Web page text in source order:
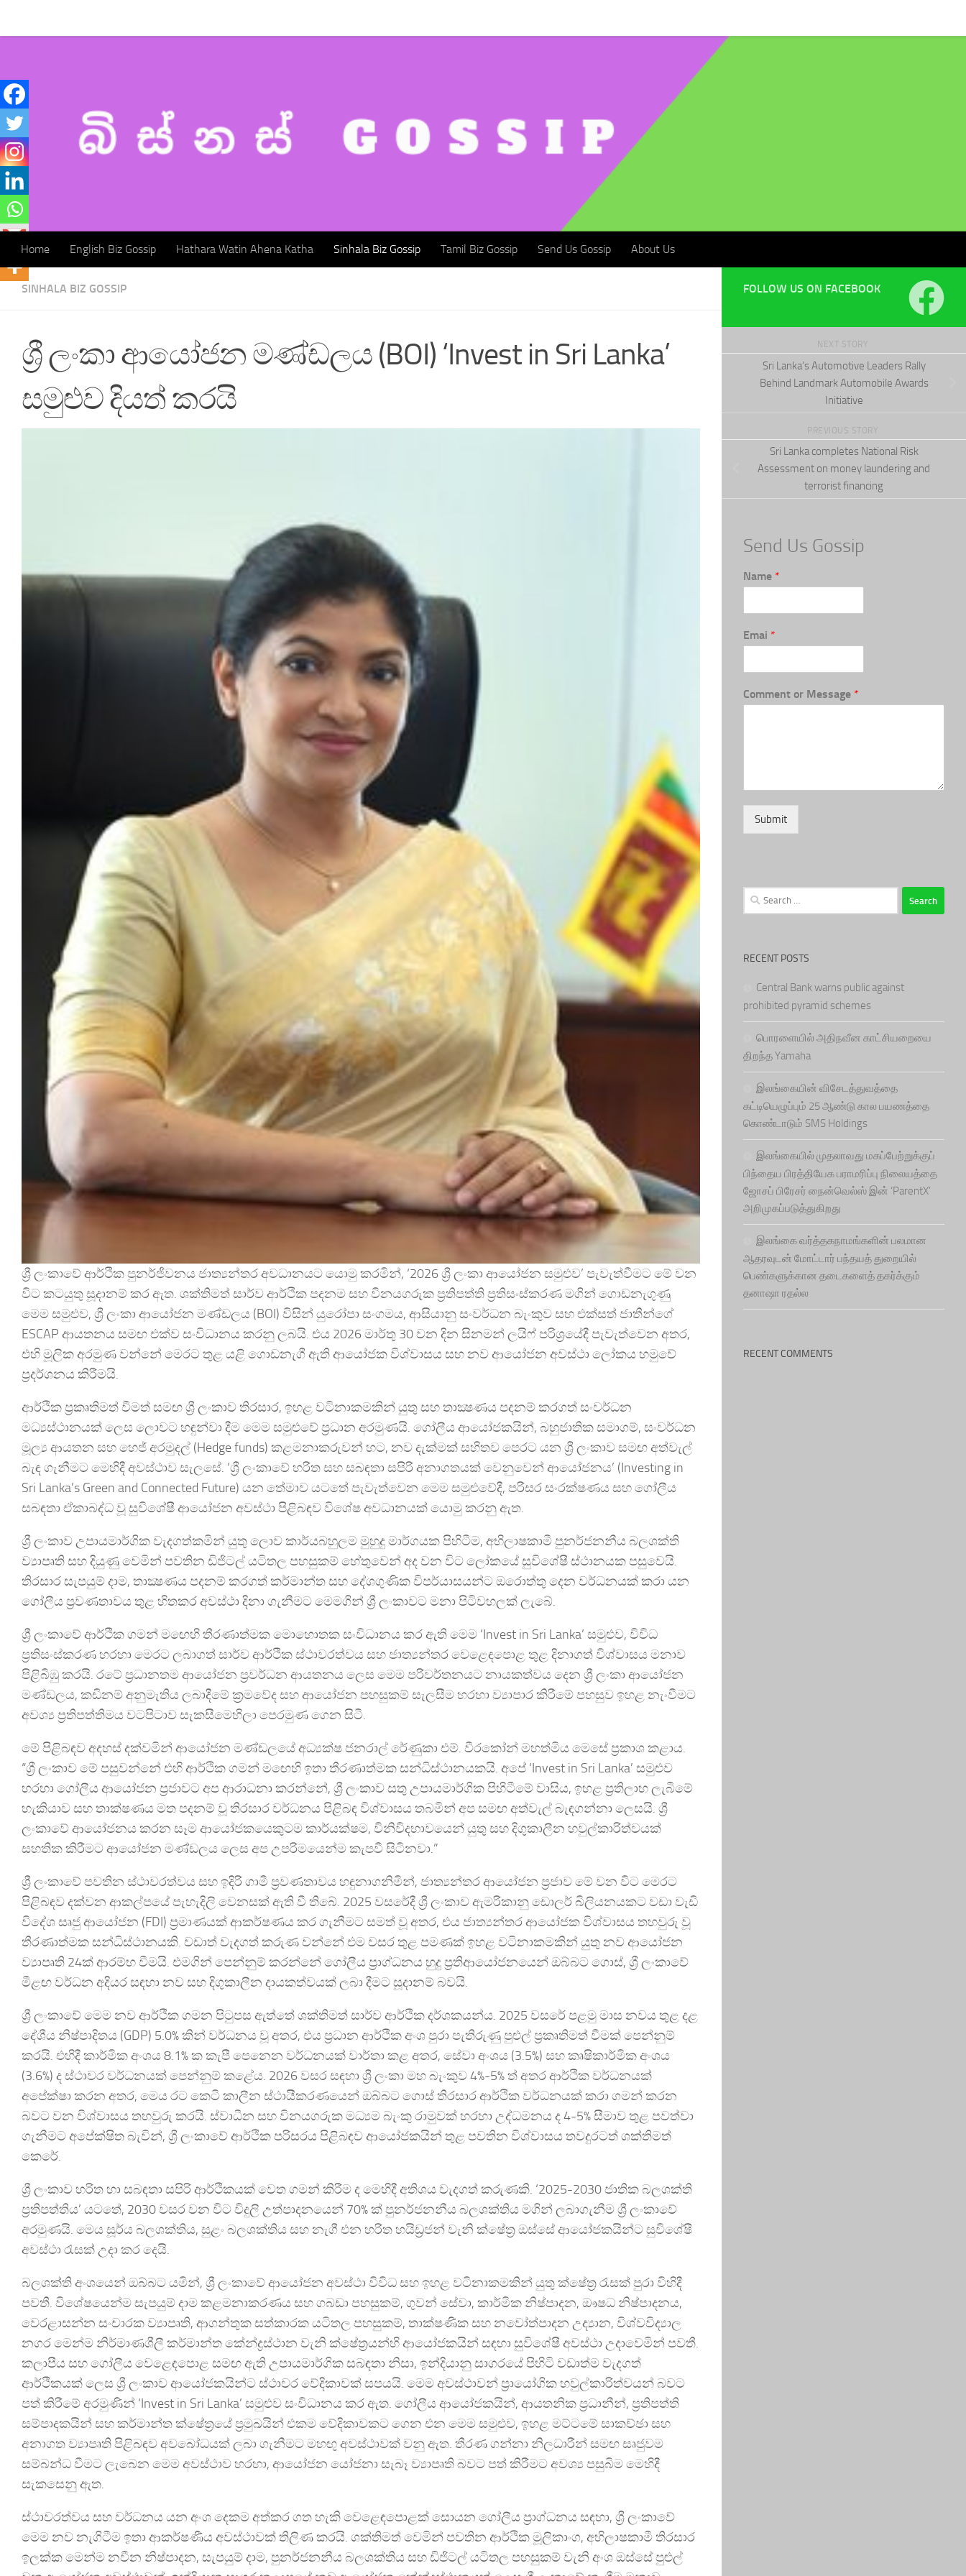
Home English Biz Gossip Hathara Watin Ahena Katha Sinhala Biz Gossip Tamil Biz Gossip Send Us Gossip About Us
SINHALA BIZ GOSSIP
ශ්‍රී ලංකා ආයෝජන මණ්ඩලය (BOI) ‘Invest in Sri Lanka’
සමුළුව දියත් කරයි
ශ්‍රී ලංකාවේ ආර්ථික පුනර්ජීවනය ජාත්‍යන්තර අවධානයට යොමු කරමින්, ‘2026 ශ්‍රී ලංකා ආයෝජන සමුළුව’ පැවැත්වීමට මේ වන
විට කටයුතු සූදානම් කර ඇත. ශක්තිමත් සාර්ව ආර්ථික පදනම සහ විනයගරුක ප්‍රතිපත්ති ප්‍රතිසංස්කරණ මගින් ගොඩනැගුණු
මෙම සමුළුව, ශ්‍රී ලංකා ආයෝජන මණ්ඩලය (BOI) විසින් යුරෝපා සංගමය, ආසියානු සංවර්ධන බැංකුව සහ එක්සත් ජාතීන්ගේ
ESCAP ආයතනය සමඟ එක්ව සංවිධානය කරනු ලබයි. එය 2026 මාර්තු 30 වන දින සිනමන් ලයිෆ් පරිශ්‍රයේදී පැවැත්වෙන අතර,
එහි මූලික අරමුණ වන්නේ මෙරට තුළ යළි ගොඩනැගී ඇති ආයෝජක විශ්වාසය සහ නව ආයෝජන අවස්ථා ලෝකය හමුවේ
ප්‍රදර්ශනය කිරීමයි.
ආර්ථික ප්‍රකෘතිමත් වීමත් සමඟ ශ්‍රී ලංකාව තිරසාර, ඉහළ වටිනාකමකින් යුතු සහ තාක්‍ෂණය පදනම් කරගත් සංවර්ධන
මධ්‍යස්ථානයක් ලෙස ලොවට හඳුන්වා දීම මෙම සමුළුවේ ප්‍රධාන අරමුණයි. ගෝලීය ආයෝජකයින්, බහුජාතික සමාගම්, සංවර්ධන
මූල්‍ය ආයතන සහ හෙජ් අරමුදල් (Hedge funds) කළමනාකරුවන් හට, නව දැක්මක් සහිතව පෙරට යන ශ්‍රී ලංකාව සමඟ අත්වැල්
බැඳ ගැනීමට මෙහිදී අවස්ථාව සැලසේ. ‘ශ්‍රී ලංකාවේ හරිත සහ සබඳතා සපිරි අනාගතයක් වෙනුවෙන් ආයෝජනය’ (Investing in
Sri Lanka’s Green and Connected Future) යන තේමාව යටතේ පැවැත්වෙන මෙම සමුළුවේදී, පරිසර සංරක්ෂණය සහ ගෝලීය
සබඳතා ඒකාබද්ධ වූ සුවිශේෂී ආයෝජන අවස්ථා පිළිබඳව විශේෂ අවධානයක් යොමු කරනු ඇත.
ශ්‍රී ලංකාව උපායමාර්ගික වැදගත්කමින් යුතු ලොව කාර්යබහුලම මුහුදු මාර්ගයක පිහිටීම, අභිලාෂකාමී පුනර්ජනනීය බලශක්ති
ව්‍යාපෘති සහ දියුණු වෙමින් පවතින ඩිජිටල් යටිතල පහසුකම් හේතුවෙන් අද වන විට ලෝකයේ සුවිශේෂී ස්ථානයක පසුවෙයි.
තිරසාර සැපයුම් දාම, තාක්‍ෂණය පදනම් කරගත් කර්මාන්ත සහ දේශගුණික විපර්යාසයන්ට ඔරොත්තු දෙන වර්ධනයක් කරා යන
ගෝලීය ප්‍රවණතාවය තුළ හිතකර අවස්ථා දිනා ගැනීමට මෙමගින් ශ්‍රී ලංකාවට මනා පිටිවහලක් ලැබේ.
ශ්‍රී ලංකාවේ ආර්ථික ගමන් මඟෙහි තීරණාත්මක මොහොතක සංවිධානය කර ඇති මෙම ‘Invest in Sri Lanka’ සමුළුව, විවිධ
ප්‍රතිසංස්කරණ හරහා මෙරට ලබාගත් සාර්ව ආර්ථික ස්ථාවරත්වය සහ ජාත්‍යන්තර වෙළෙඳපොළ තුළ දිනාගත් විශ්වාසය මනාව
පිළිබිඹු කරයි. රටේ ප්‍රධානතම ආයෝජන ප්‍රවර්ධන ආයතනය ලෙස මෙම පරිවර්තනයට නායකත්වය දෙන ශ්‍රී ලංකා ආයෝජන
මණ්ඩලය, කඩිනම් අනුමැතිය ලබාදීමේ ක්‍රමවේද සහ ආයෝජන පහසුකම් සැලසීම හරහා ව්‍යාපාර කිරීමේ පහසුව ඉහළ නැංවීමට
අවශ්‍ය ප්‍රතිපත්තිමය වටපිටාව සැකසීමෙහිලා පෙරමුණ ගෙන සිටී.
මේ පිළිබඳව අදහස් දක්වමින් ආයෝජන මණ්ඩලයේ අධ්‍යක්ෂ ජනරාල් රේණුකා එම්. වීරකෝන් මහත්මිය මෙසේ ප්‍රකාශ කළාය.
“ශ්‍රී ලංකාව මේ පසුවන්නේ එහි ආර්ථික ගමන් මඟෙහි ඉතා තීරණාත්මක සන්ධිස්ථානයකයි. අපේ ‘Invest in Sri Lanka’ සමුළුව
හරහා ගෝලීය ආයෝජන ප්‍රජාවට අප ආරාධනා කරන්නේ, ශ්‍රී ලංකාව සතු උපායමාර්ගික පිහිටීමේ වාසිය, ඉහළ ප්‍රතිලාභ ලැබීමේ
හැකියාව සහ තාක්ෂණය මත පදනම් වූ තිරසාර වර්ධනය පිළිබඳ විශ්වාසය තබමින් අප සමඟ අත්වැල් බැඳගන්නා ලෙසයි. ශ්‍රී
ලංකාවේ ආයෝජනය කරන සෑම ආයෝජකයෙකුටම කාර්යක්ෂම, විනිවිදභාවයෙන් යුතු සහ දිගුකාලීන හවුල්කාරිත්වයක්
සහතික කිරීමට ආයෝජන මණ්ඩලය ලෙස අප උපරිමයෙන්ම කැපවී සිටිනවා.”
ශ්‍රී ලංකාවේ පවතින ස්ථාවරත්වය සහ ඉදිරි ගාමී ප්‍රවණතාවය හඳුනාගනිමින්, ජාත්‍යන්තර ආයෝජන ප්‍රජාව මේ වන විට මෙරට
පිළිබඳව දක්වන ආකල්පයේ පැහැදිලි වෙනසක් ඇති වී තිබේ. 2025 වසරේදී ශ්‍රී ලංකාව ඇමරිකානු ඩොලර් බිලියනයකට වඩා වැඩි
විදේශ සෘජු ආයෝජන (FDI) ප්‍රමාණයක් ආකර්ෂණය කර ගැනීමට සමත් වූ අතර, එය ජාත්‍යන්තර ආයෝජක විශ්වාසය තහවුරු වූ
තීරණාත්මක සන්ධිස්ථානයකි. වඩාත් වැදගත් කරුණ වන්නේ එම වසර තුළ පමණක් ඉහළ වටිනාකමකින් යුතු නව ආයෝජන
ව්‍යාපෘති 24ක් ආරම්භ වීමයි. එමගින් පෙන්නුම් කරන්නේ ගෝලීය ප්‍රාග්ධනය හුදු ප්‍රතිආයෝජනයෙන් ඔබ්බට ගොස්, ශ්‍රී ලංකාවේ
මීළඟ වර්ධන අදියර සඳහා නව සහ දිගුකාලීන දායකත්වයක් ලබා දීමට සූදානම් බවයි.
ශ්‍රී ලංකාවේ මෙම නව ආර්ථික ගමන පිටුපස ඇත්තේ ශක්තිමත් සාර්ව ආර්ථික දර්ශකයන්ය. 2025 වසරේ පළමු මාස නවය තුළ දළ
දේශීය නිෂ්පාදිතය (GDP) 5.0% කින් වර්ධනය වූ අතර, එය ප්‍රධාන ආර්ථික අංශ පුරා පැතිරුණු පුළුල් ප්‍රකෘතිමත් වීමක් පෙන්නුම්
කරයි. එහිදී කාර්මික අංශය 8.1% ක කැපී පෙනෙන වර්ධනයක් වාර්තා කළ අතර, සේවා අංශය (3.5%) සහ කෘෂිකාර්මික අංශය
(3.6%) ද ස්ථාවර වර්ධනයක් පෙන්නුම් කළේය. 2026 වසර සඳහා ශ්‍රී ලංකා මහ බැංකුව 4%-5% ත් අතර ආර්ථික වර්ධනයක්
අපේක්ෂා කරන අතර, මෙය රට කෙටි කාලීන ස්ථායීකරණයෙන් ඔබ්බට ගොස් තිරසාර ආර්ථික වර්ධනයක් කරා ගමන් කරන
බවට වන විශ්වාසය තහවුරු කරයි. ස්වාධීන සහ විනයගරුක මධ්‍යම බැංකු රාමුවක් හරහා උද්ධමනය ද 4-5% සීමාව තුළ පවත්වා
ගැනීමට අපේක්ෂිත බැවින්, ශ්‍රී ලංකාවේ ආර්ථික පරිසරය පිළිබඳව ආයෝජකයින් තුළ පවතින විශ්වාසය තවදුරටත් ශක්තිමත්
කෙරේ.
ශ්‍රී ලංකාව හරිත හා සබඳතා සපිරි ආර්ථිකයක් වෙත ගමන් කිරීම ද මෙහිදී අතිශය වැදගත් කරුණකි. ‘2025-2030 ජාතික බලශක්ති
ප්‍රතිපත්තිය’ යටතේ, 2030 වසර වන විට විදුලි උත්පාදනයෙන් 70% ක් පුනර්ජනනීය බලශක්තිය මගින් ලබාගැනීම ශ්‍රී ලංකාවේ
අරමුණයි. මෙය සූර්ය බලශක්තිය, සුළං බලශක්තිය සහ නැගී එන හරිත හයිඩ්‍රජන් වැනි ක්ෂේත්‍ර ඔස්සේ ආයෝජකයින්ට සුවිශේෂී
අවස්ථා රැසක් උදා කර දෙයි.
බලශක්ති අංශයෙන් ඔබ්බට යමින්, ශ්‍රී ලංකාවේ ආයෝජන අවස්ථා විවිධ සහ ඉහළ වටිනාකමකින් යුතු ක්ෂේත්‍ර රැසක් පුරා විහිදී
පවතී. විශේෂයෙන්ම සැපයුම් දාම කළමනාකරණය සහ ගබඩා පහසුකම්, ගුවන් සේවා, කාර්මික නිෂ්පාදන, ඖෂධ නිෂ්පාදනය,
වෙරළාසන්න සංචාරක ව්‍යාපෘති, ආගන්තුක සත්කාරක යටිතල පහසුකම්, තාක්ෂණික සහ නවෝත්පාදන උද්‍යාන, විශ්වවිද්‍යාල
නගර මෙන්ම නිර්මාණශීලී කර්මාන්ත කේන්ද්‍රස්ථාන වැනි ක්ෂේත්‍රයන්හි ආයෝජකයින් සඳහා සුවිශේෂී අවස්ථා උදාවෙමින් පවතී.
කලාපීය සහ ගෝලීය වෙළෙඳපොළ සමඟ ඇති උපායමාර්ගික සබඳතා නිසා, ඉන්දියානු සාගරයේ පිහිටි වඩාත්ම වැදගත්
ආර්ථිකයක් ලෙස ශ්‍රී ලංකාව ආයෝජකයින්ට ස්ථාවර වේදිකාවක් සපයයි. මෙම අවස්ථාවන් ප්‍රායෝගික හවුල්කාරිත්වයන් බවට
පත් කිරීමේ අරමුණින් ‘Invest in Sri Lanka’ සමුළුව සංවිධානය කර ඇත. ගෝලීය ආයෝජකයින්, ආයතනික ප්‍රධානීන්, ප්‍රතිපත්ති
සම්පාදකයින් සහ කර්මාන්ත ක්ෂේත්‍රයේ ප්‍රමුඛයින් එකම වේදිකාවකට ගෙන එන මෙම සමුළුව, ඉහළ මට්ටමේ සාකච්ඡා සහ
අනාගත ව්‍යාපෘති පිළිබඳව අවබෝධයක් ලබා ගැනීමට මහඟු අවස්ථාවක් වනු ඇත. තීරණ ගන්නා නිලධාරීන් සමඟ සෘජුවම
සම්බන්ධ වීමට ලැබෙන මෙම අවස්ථාව හරහා, ආයෝජන යෝජනා සැබෑ ව්‍යාපෘති බවට පත් කිරීමට අවශ්‍ය පසුබිම මෙහිදී
සැකසෙනු ඇත.
ස්ථාවරත්වය සහ වර්ධනය යන අංශ දෙකම අත්කර ගත හැකි වෙළෙඳපොළක් සොයන ගෝලීය ප්‍රාග්ධනය සඳහා, ශ්‍රී ලංකාවේ
මෙම නව නැගිටීම ඉතා ආකර්ෂණීය අවස්ථාවක් තිලිණ කරයි. ශක්තිමත් වෙමින් පවතින ආර්ථික මූලිකාංග, අභිලාෂකාමී තිරසාර
ඉලක්ක මෙන්ම නවීන නිෂ්පාදන, සැපයුම් දාම, පුනර්ජනනීය බලශක්තිය සහ ඩිජිටල් යටිතල පහසුකම් වැනි අංශ ඔස්සේ පුළුල්
FOLLOW US ON FACEBOOK
NEXT STORY
Sri Lanka’s Automotive Leaders Rally
Behind Landmark Automobile Awards
Initiative
PREVIOUS STORY
Sri Lanka completes National Risk
Assessment on money laundering and
terrorist financing
Send Us Gossip
Name *
Emai *
Comment or Message *
Submit
Search
for:
RECENT POSTS
Central Bank warns public against
prohibited pyramid schemes
பொரளையில் அதிநவீன காட்சியறையை
திறந்த Yamaha
இலங்கையின் விசேடத்துவத்தை
கட்டியெழுப்பும் 25 ஆண்டு கால பயணத்தை
கொண்டாடும் SMS Holdings
இலங்கையில் முதலாவது மகப்பேற்றுக்குப்
பிந்தைய பிரத்தியேக பராமரிப்பு நிலையத்தை
ஜோசப் பிரேசர் நைன்வெல்ஸ் இன் ‘ParentX’
அறிமுகப்படுத்துகிறது
இலங்கை வர்த்தகநாமங்களின் பலமான
ஆதரவுடன் மோட்டார் பந்தயத் துறையில்
பெண்களுக்கான தடைகளைத் தகர்க்கும்
தனாஷா ரதல்ல
RECENT COMMENTS